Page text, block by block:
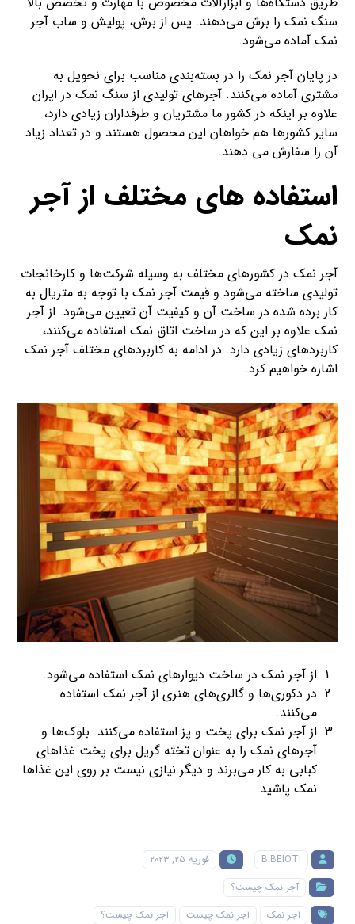
سنگ نمک را برش می‌دهند. پس از برش، پولیش و ساب آجر
نمک آماده می‌شود.
در پایان آجر نمک را در بسته‌بندی مناسب برای نحویل به
مشتری آماده می‌کنند. آجرهای تولیدی از سنگ نمک در ایران
علاوه بر اینکه در کشور ما مشتریان و طرفداران زیادی دارد،
سایر کشورها هم خواهان این محصول هستند و در تعداد زیاد
آن را سفارش می دهند.
استفاده های مختلف از آجر
نمک
آجر نمک در کشورهای مختلف به وسیله شرکت‌ها و کارخانجات
تولیدی ساخته می‌شود و قیمت آجر نمک با توجه به متریال به
کار برده شده در ساخت آن و کیفیت آن تعیین می‌شود. از آجر
نمک علاوه بر این که در ساخت اتاق نمک استفاده می‌کنند،
کاربردهای زیادی دارد. در ادامه به کاربردهای مختلف آجر نمک
اشاره خواهیم کرد.
از آجر نمک در ساخت دیوارهای نمک استفاده می‌شود.
در دکوری‌ها و گالری‌های هنری از آجر نمک استفاده
می‌کنند.
از آجر نمک برای پخت و پز استفاده می‌کنند. بلوک‌ها و
آجرهای نمک را به عنوان تخته گریل برای پخت غذاهای
کبابی به کار می‌برند و دیگر نیازی نیست بر روی این غذاها
نمک پاشید.
B.BEIOTI
فوریه ۲۵, ۲۰۲۳
آجر نمک چیست؟
آجر نمک
آجر نمک چیست
آجر نمک چیست؟